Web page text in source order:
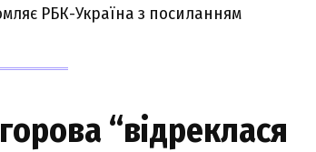
РБК-Україна з посиланням
“вiдpeклacя